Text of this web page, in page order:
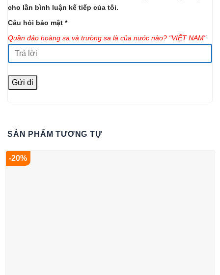
cho lần bình luận kế tiếp của tôi.
Câu hỏi bảo mật *
Quần đảo hoàng sa và trường sa là của nước nào? "VIỆT NAM"
SẢN PHẨM TƯƠNG TỰ
-20%